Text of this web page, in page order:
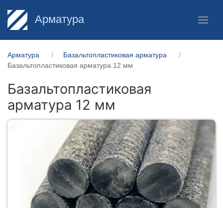
Арматура
Арматура
Базальтопластиковая арматура
Базальтопластиковая арматура 12 мм
Базальтопластиковая
арматура 12 мм